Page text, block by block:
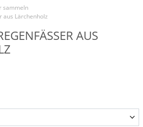
sammeln
aus Lärchenholz
AUS